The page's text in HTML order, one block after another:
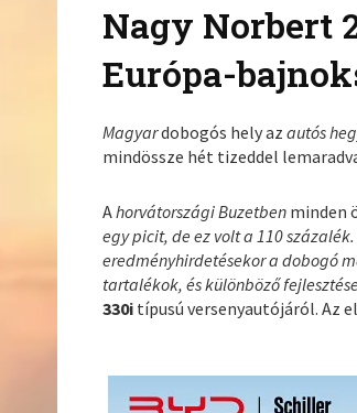
Nagy Norbert
Európa-
Magyardobogós hely azautós
mindössze hét tizeddel
Ahorvátországi Buzetben minden
egy picit, de ez volt a 110
eredményhirdetésekor a dobogó
tartalékok, és különböző
330i típusú versenyautójáról. Az